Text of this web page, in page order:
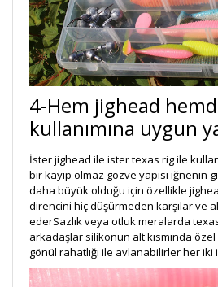
4-Hem jighead
kullanımına uygun
İster jighead ile ister texas rig ile
bir kayıp olmaz gözve yapısı iğnenin
daha büyük olduğu için özellikle
direncini hiç düşürmeden karşılar ve
ederSazlık veya otluk meralarda
arkadaşlar silikonun alt kısmında
gönül rahatlığı ile avlanabilirler her iki